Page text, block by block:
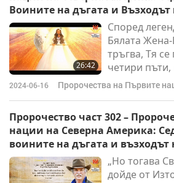
Наводнява
Воините на дъгата и
26:42
Според
Бялата
тръгва, Тя
четири
като черна-,
накрая бяла
Бяла
се върне и да
духовна
да се
Нейното
2024-06-16 Пророчества на Първите
Пророчество част 302 –
нации на Северна Америка:
воините на дъгата и възходът
„Но тогава
дойде от